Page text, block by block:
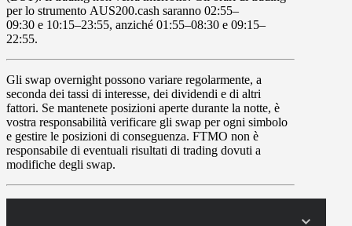
per lo strumento AUS200.cash saranno 02:55–
09:30 e 10:15–23:55, anziché 01 :55–08:30 e 09:15–
22:55.
Gli swap overnight possono variare regolarmente, a
seconda dei tassi di interesse, dei dividendi e di altri
fattori. Se mantenete posizioni aperte durante la notte, è
vostra responsabilità verificare gli swap per ogni simbolo
e gestire le posizioni di conseguenza. FTMO non è
responsabile di eventuali risultati di trading dovuti a
modifiche degli swap.